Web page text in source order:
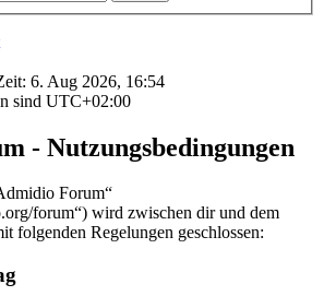
6. Aug 2026, 16:54
sind UTC+02:00
- Nutzungsbedingungen
Forum“
forum“) wird zwischen dir und dem
folgenden Regelungen geschlossen: